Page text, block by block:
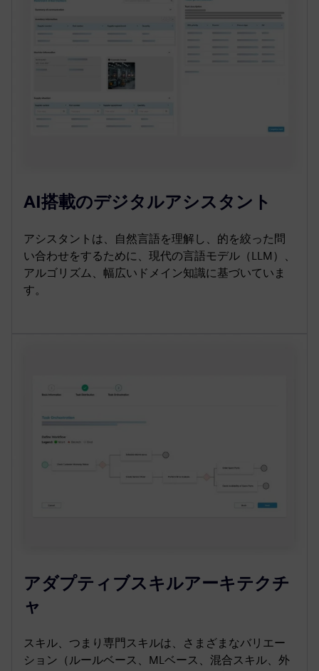
AI搭載のデジタルアシスタント
アシスタントは、自然言語を理解し、的を絞った問
い合わせをするために、現代の言語モデル（LLM）、
アルゴリズム、幅広いドメイン知識に基づいていま
す。
アダプティブスキルアーキテクチ
ャ
スキル、つまり専門スキルは、さまざまなバリエー
ション（ルールベース、MLベース、混合スキル、外